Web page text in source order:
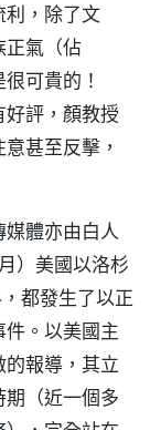
利，除了文
正氣（佔
可貴的！
好評，顏教授
甚至反擊，
體亦由白人
）美國以洛杉
都發生了以正
。以美國主
報導，其立
（近一個多